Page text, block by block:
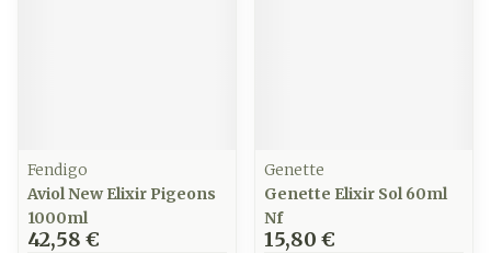
Fendigo
Aviol New Elixir Pigeons
1000ml
42,58 €
Genette
Genette Elixir Sol 60ml
Nf
15,80 €